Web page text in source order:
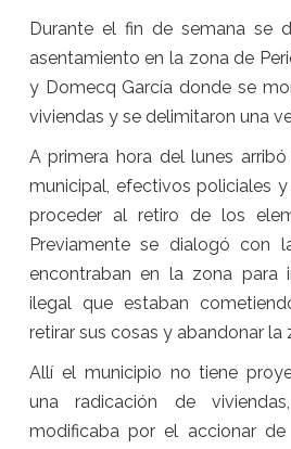
Durante el fin de semana se
asentamiento en la zona de
y Domecq García donde se
viviendas y se delimitaron una
A primera hora del lunes
municipal, efectivos policiales
proceder al retiro de los
Previamente se dialogó con
encontraban en la zona para
ilegal que estaban
retirar sus cosas y abandonar la
Allí el municipio no tiene
una radicación de
modificaba por el accionar de